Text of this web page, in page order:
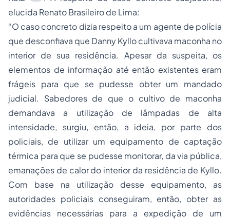
elucida Renato Brasileiro de Lima:
“O caso concreto dizia respeito a um agente de polícia
que desconfiava que Danny Kyllo cultivava maconha no
interior de sua residência. Apesar da suspeita, os
elementos de informação até então existentes eram
frágeis para que se pudesse obter um mandado
judicial. Sabedores de que o cultivo de maconha
demandava a utilização de lâmpadas de alta
intensidade, surgiu, então, a ideia, por parte dos
policiais, de utilizar um equipamento de captação
térmica para que se pudesse monitorar, da via pública,
emanações de calor do interior da residência de Kyllo.
Com base na utilização desse equipamento, as
autoridades policiais conseguiram, então, obter as
evidências necessárias para a expedição de um